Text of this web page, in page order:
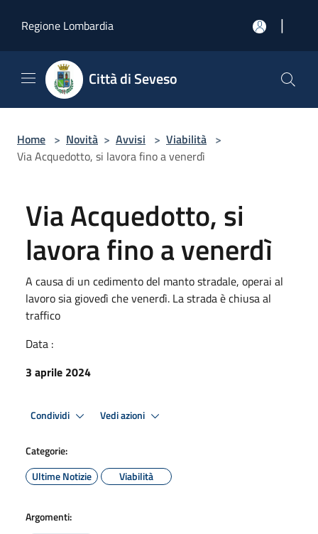
Regione Lombardia
|
Città di Seveso
Home > Novità > Avvisi > Viabilità >
Via Acquedotto, si lavora fino a venerdì
Via Acquedotto, si
lavora fino a venerdì
A causa di un cedimento del manto stradale, operai al
lavoro sia giovedì che venerdì. La strada è chiusa al
traffico
Data :
3 aprile 2024
Condividi Vedi azioni
Categorie:
Ultime Notizie
Viabilità
Argomenti: